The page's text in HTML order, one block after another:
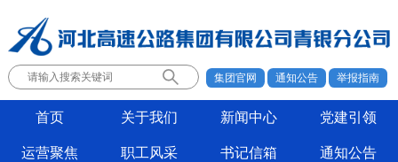
集团官网 通知公告 举报指南
首页 关于我们 新闻中心 党建引领
运营聚焦 职工风采 书记信箱 通知公告